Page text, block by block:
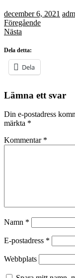
december 6, 2021
Föregående
Nästa
Dela detta:
Dela
Lämna ett svar
Din e-postadress
märkta *
Kommentar *
Namn *
E-postadress *
Webbplats